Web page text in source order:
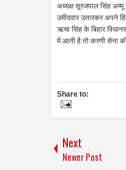
अध्यक्ष सूरजपाल सिंह अम्मू
उमीदवार उतारकर अपने
ऋचा सिंह के बिहार
में आती है तो करणी सेना की
Share to:
Next
Newer Post